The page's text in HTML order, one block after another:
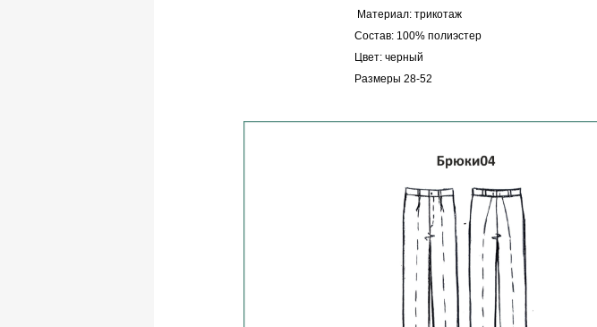
Материал: трикотаж
Состав: 100% полиэстер
Цвет: черный
Размеры 28-52